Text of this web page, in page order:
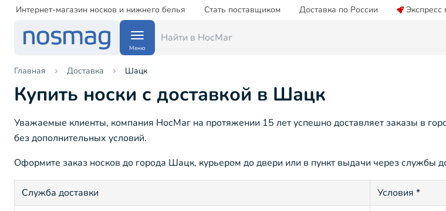
Интернет-магазин носков и нижнего белья Стать поставщиком Доставка по России Экспресс
Меню
Главная Доставка Шацк
Купить носки с доставкой в Шацк
Уважаемые клиенты, компания НосМаг на протяжении 15 лет успешно доставляет заказы в
без дополнительных условий.
Оформите заказ носков до города Шацк, курьером до двери или в пункт выдачи через службы
Служба доставки
Условия *